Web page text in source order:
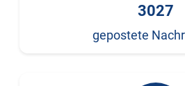
3027
gepostete